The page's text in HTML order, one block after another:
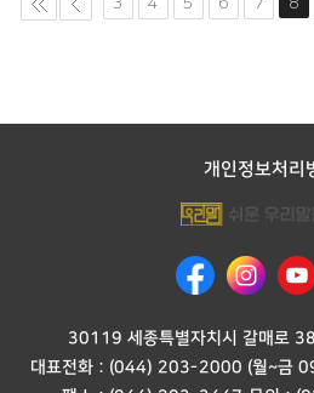
개인정보처리
30119 세종특별자치시 갈매로
대표전화 : (044) 203-2000 (월~금